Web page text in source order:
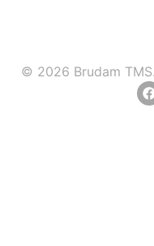
© 2026 Brudam